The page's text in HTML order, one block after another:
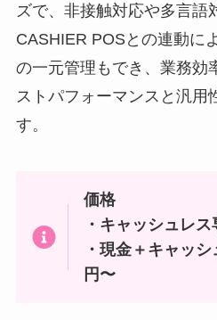
ズで、非接触対応や多言語
CASHIER POSとの連動に
の一元管理もでき、業務効
ストパフォーマンスと汎用
す。
価格
・キャッシュレ
・現金＋キャッ
円〜